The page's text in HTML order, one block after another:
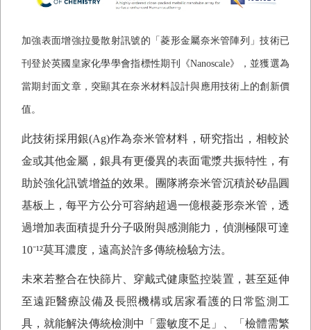
加強表面增強拉曼散射訊號的「菱形金屬奈米管陣列」技術已
刊登於英國皇家化學學會指標性期刊《Nanoscale》，並獲選為
當期封面文章，突顯其在奈米材料設計與應用技術上的創新價
值。
此技術採用銀(Ag)作為奈米管材料，研究指出，相較於
金或其他金屬，銀具有更優異的表面電漿共振特性，有
助於強化訊號增益的效果。團隊將奈米管沉積於矽晶圓
基板上，每平方公分可容納超過一億根菱形奈米管，透
過增加表面積提升分子吸附與感測能力，偵測極限可達
10⁻¹²莫耳濃度，遠高於許多傳統檢驗方法。
未來若整合在快篩片、穿戴式健康監控裝置，甚至延伸
至遠距醫療設備及長照機構或居家看護的日常監測工
具，就能解決傳統檢測中「靈敏度不足」、「檢體需繁